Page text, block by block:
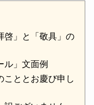
啓」と「敬具」の
ル」文面例
こととお慶び申し